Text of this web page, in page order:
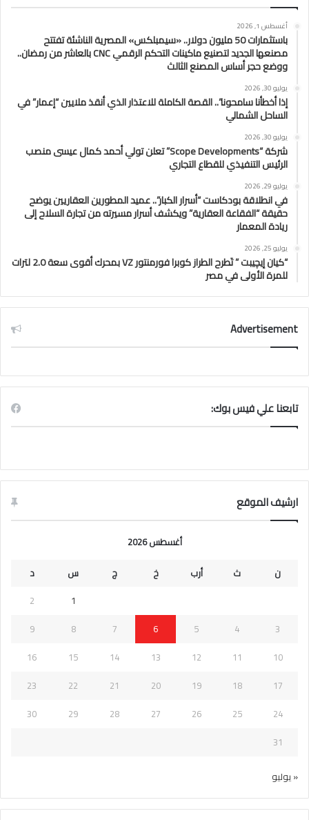
أغسطس 1, 2026
باستثمارات 50 مليون دولار.. «سيمبلكس» المصرية الناشئة تفتتح
مصنعها الجديد لتصنيع ماكينات التحكم الرقمي CNC بالعاشر من رمضان..
ووضع حجر أساس المصنع الثالث
يوليو 30, 2026
إذا أخطأنا سامحونا”.. القصة الكاملة للاعتذار الذي أنقذ ملايين “إعمار” في
الساحل الشمالي
يوليو 30, 2026
شركة “Scope Developments” تعلن تولي أحمد كمال عيسى منصب
الرئيس التنفيذي للقطاع التجاري
يوليو 29, 2026
في انطلاقة بودكاست “أسرار الكبار”.. عميد المطورين العقاريين يوضح
حقيقة “الفقاعة العقارية” ويكشف أسرار مسيرته من تجارة السلاح إلى
ريادة المعمار
يوليو 25, 2026
“كيان إيچيبت ” تَطرح الطراز كوبرا فورمنتور VZ بمحرك أقوى سعة 2.0 لترات
للمرة الأولى في مصر
Advertisement
تابعنا علي فيس بوك:
ارشيف الموقع
أغسطس 2026
ن
ث أرب خ ج س
د
1
2
3
4
5
6
7
8
9
10
11
12
13
14
15
16
17
18
19
20
21
22
23
24
25
26
27
28
29
30
31
« يوليو